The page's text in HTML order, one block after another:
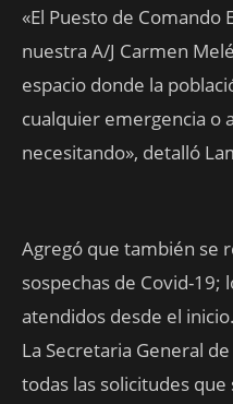
«El Puesto de Comando
nuestra A/J Carmen
espacio donde la
cualquier emergencia o
necesitando», detalló
Agregó que también se
sospechas de Covid-19;
atendidos desde el inicio.
La Secretaria General
todas las solicitudes